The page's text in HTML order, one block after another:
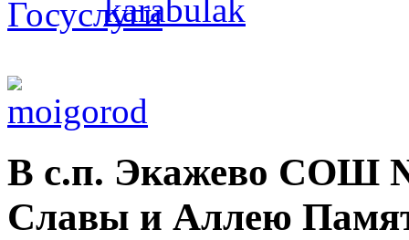
В с.п. Экажево СОШ
Славы и Аллею